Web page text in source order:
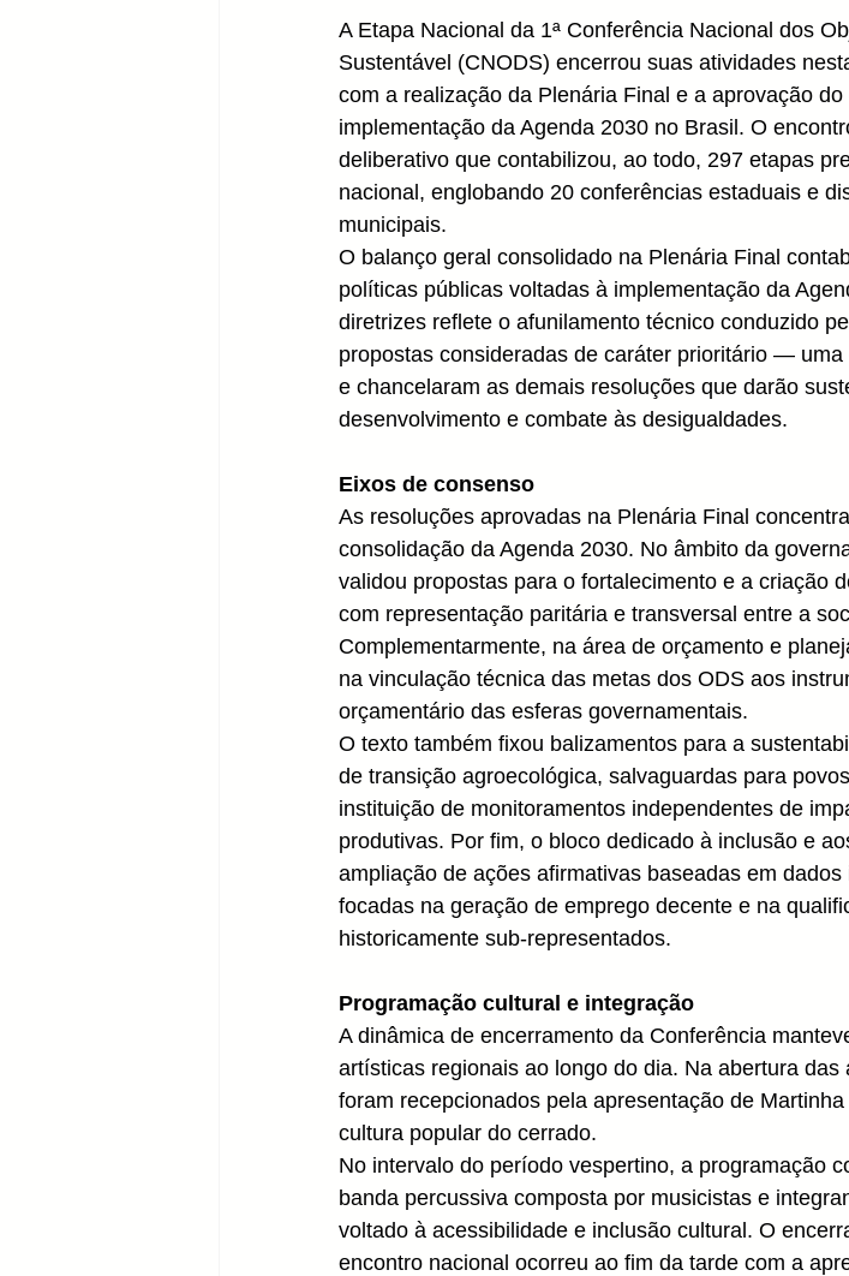
A Etapa Nacional da 1ª Conferência Nacional dos
Sustentável (CNODS) encerrou suas atividades
com a realização da Plenária Final e a aprovação
implementação da Agenda 2030 no Brasil. O
deliberativo que contabilizou, ao todo, 297 etapas
nacional, englobando 20 conferências estaduais e
municipais.
O balanço geral consolidado na Plenária Final
políticas públicas voltadas à implementação da
diretrizes reflete o afunilamento técnico conduzido
propostas consideradas de caráter prioritário —
e chancelaram as demais resoluções que darão
desenvolvimento e combate às desigualdades.
Eixos de consenso
As resoluções aprovadas na Plenária Final
consolidação da Agenda 2030. No âmbito da
validou propostas para o fortalecimento e a criação
com representação paritária e transversal entre a
Complementarmente, na área de orçamento e
na vinculação técnica das metas dos ODS aos
orçamentário das esferas governamentais.
O texto também fixou balizamentos para a
de transição agroecológica, salvaguardas para
instituição de monitoramentos independentes de
produtivas. Por fim, o bloco dedicado à inclusão e
ampliação de ações afirmativas baseadas em
focadas na geração de emprego decente e na
historicamente sub-representados.
Programação cultural e integração
A dinâmica de encerramento da Conferência
artísticas regionais ao longo do dia. Na abertura
foram recepcionados pela apresentação de
cultura popular do cerrado.
No intervalo do período vespertino, a programação
banda percussiva composta por musicistas e
voltado à acessibilidade e inclusão cultural. O
encontro nacional ocorreu ao fim da tarde com a